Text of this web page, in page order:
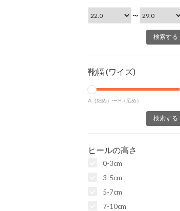
〜
靴幅 (ワイズ)
A（細め）〜 F（広め）
ヒールの高さ
0-3cm
3-5cm
5-7cm
7-10cm